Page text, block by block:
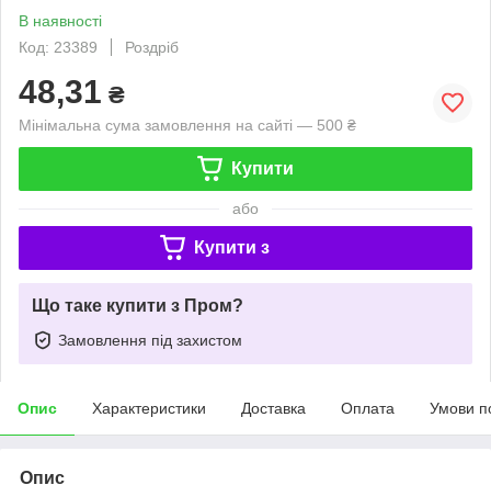
В наявності
Код: 23389
Роздріб
48,31 ₴
Мінімальна сума замовлення на сайті — 500 ₴
Купити
або
Купити з
Що таке купити з Пром?
Замовлення під захистом
Опис Характеристики Доставка Оплата Умови
Опис